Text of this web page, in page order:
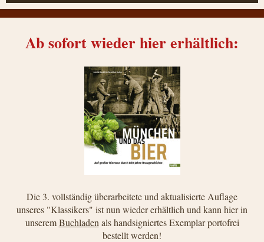
Ab sofort wieder hier erhältlich:
Die 3. vollständig überarbeitete und aktualisierte Auflage
unseres "Klassikers" ist nun wieder erhältlich und kann hier in
unseremBuchladen als handsigniertes Exemplar portofrei
bestellt werden!